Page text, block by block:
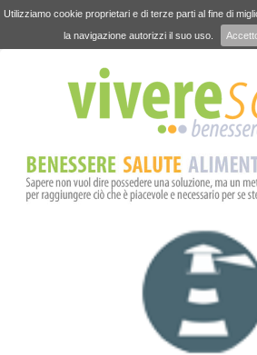
Utilizziamo cookie proprietari e di terze parti al fine di
la navigazione autorizzi il suo uso.